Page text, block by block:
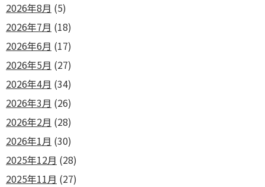
2026年8月 (5)
2026年7月 (18)
2026年6月 (17)
2026年5月 (27)
2026年4月 (34)
2026年3月 (26)
2026年2月 (28)
2026年1月 (30)
2025年12月 (28)
2025年11月 (27)